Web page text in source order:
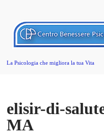
La Psicologia che migliora la tua Vita
elisir-di-
MA